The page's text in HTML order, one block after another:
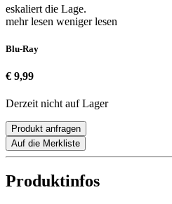
eskaliert die Lage.
mehr lesen weniger lesen
Blu-Ray
€ 9,99
Derzeit nicht auf Lager
Produkt anfragen
Auf die Merkliste
Produktinfos